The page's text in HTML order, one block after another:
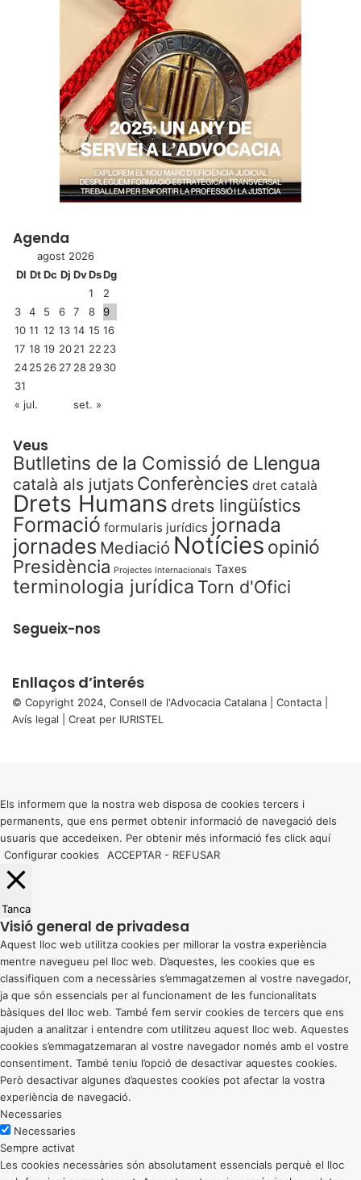
Agenda
agost 2026
Dl DtDc Dj DvDsDg
1
2
3
4 5 6 7 8
9
10 11 12 13 14 15 16
17 18 19 2021 22 23
2425 26 27 28 2930
31
« jul.
set. »
Veus
Butlletins de la Comissió de Llengua
català als jutjats Conferències dret català
Drets Humans drets lingüístics
Formació formularis jurídics jornada
jornades Mediació Notícies opinió
Presidència Projectes Internacionals Taxes
terminologia jurídica Torn d'Ofici
Segueix-nos
Enllaços d’interés
© Copyright 2024, Consell de l'Advocacia Catalana | Contacta
Avís legal | Creat per IURISTEL
button
Els informem que la nostra web disposa de cookies tercers i
permanents, que ens permet obtenir informació de navegació dels
usuaris que accedeixen. Per obtenir més informació fes click aquí
Configurar cookies
ACCEPTAR - REFUSAR
Tanca
Visió general de privadesa
Aquest lloc web utilitza cookies per millorar la vostra experiència
mentre navegueu pel lloc web. D’aquestes, les cookies que es
classifiquen com a necessàries s’emmagatzemen al vostre navegador,
ja que són essencials per al funcionament de les funcionalitats
bàsiques del lloc web. També fem servir cookies de tercers que ens
ajuden a analitzar i entendre com utilitzeu aquest lloc web. Aquestes
cookies s’emmagatzemaran al vostre navegador només amb el vostre
consentiment. També teniu l’opció de desactivar aquestes cookies.
Però desactivar algunes d’aquestes cookies pot afectar la vostra
experiència de navegació.
Necessaries
Necessaries
Sempre activat
Les cookies necessàries són absolutament essencials perquè el lloc